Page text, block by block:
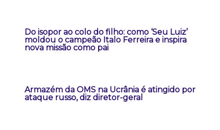
Do isopor ao colo do filho: como ‘Seu Luiz’
moldou o campeão Italo Ferreira e inspira
nova missão como pai
Armazém da OMS na Ucrânia é atingido por
ataque russo, diz diretor-geral